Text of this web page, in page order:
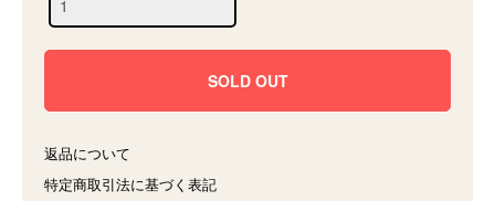
返品について
特定商取引法に基づく表記